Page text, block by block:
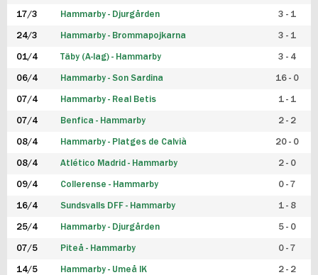
FUTSAL HERR
FUTSAL DAM
17/3 Hammarby - Djurgården 3 - 1
24/3 Hammarby - Brommapojkarna 3 - 1
01/4 Täby (A-lag) - Hammarby 3 - 4
06/4 Hammarby - Son Sardina 16 - 0
07/4 Hammarby - Real Betis 1 - 1
07/4 Benfica - Hammarby 2 - 2
08/4 Hammarby - Platges de Calvià 20 - 0
08/4 Atlético Madrid - Hammarby 2 - 0
09/4 Collerense - Hammarby 0 - 7
16/4 Sundsvalls DFF - Hammarby 1 - 8
25/4 Hammarby - Djurgården 5 - 0
07/5 Piteå - Hammarby 0 - 7
14/5 Hammarby - Umeå IK 2 - 2